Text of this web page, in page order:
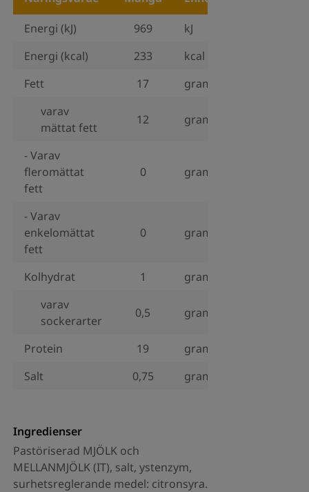
Energi (kJ)
969
kJ
Energi (kcal)
233
kcal
Fett
17
gram
varav
mättat fett
12 gram
- Varav
fleromättat
fett
0 gram
- Varav
enkelomättat
fett
0 gram
Kolhydrat 1
gram
varav
sockerarter
0,5 gram
Protein 19
gram
Salt
0,75 gram
Ingredienser
Pastöriserad MJÖLK och
MELLANMJÖLK (IT), salt, ystenzym,
surhetsreglerande medel: citronsyra.